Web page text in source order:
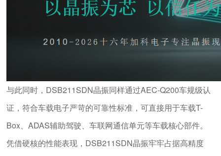
与此同时，DSB211SDN晶振同样通过AEC-Q200车规级认
证，符合车载电子严苛的可靠性标准，可直接用于车载T-
Box、ADAS辅助驾驶、车联网通信单元等车载核心部件。
凭借硬核的性能表现，DSB211SDN晶振牢牢占据高精度